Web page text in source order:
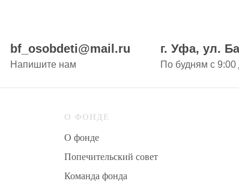
г. Уфа, ул.
По будням с 9:00
bf_osobdeti@mail.ru
Напишите нам
О ФОНДЕ
О фонде
Попечительский совет
Команда фонда